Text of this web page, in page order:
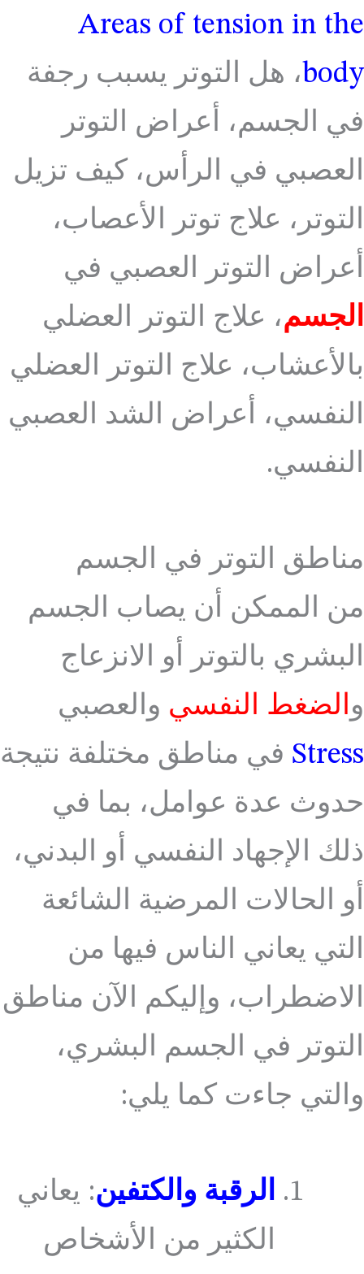
Areas of tension in the
body، هل التوتر يسبب رجفة
في الجسم، أعراض التوتر
العصبي في الرأس، كيف تزيل
التوتر، علاج توتر الأعصاب،
أعراض التوتر العصبي في
الجسم، علاج التوتر العضلي
بالأعشاب، علاج التوتر العضلي
النفسي، أعراض الشد العصبي
النفسي.
مناطق التوتر في الجسم
من الممكن أن يصاب الجسم
البشري بالتوتر أو الانزعاج
والضغط النفسي والعصبي
Stress في مناطق مختلفة نتيجة
حدوث عدة عوامل، بما في
ذلك الإجهاد النفسي أو البدني،
أو الحالات المرضية الشائعة
التي يعاني الناس فيها من
الاضطراب، وإليكم الآن مناطق
التوتر في الجسم البشري،
والتي جاءت كما يلي:
الرقبة والكتفين: يعاني
الكثير من الأشخاص